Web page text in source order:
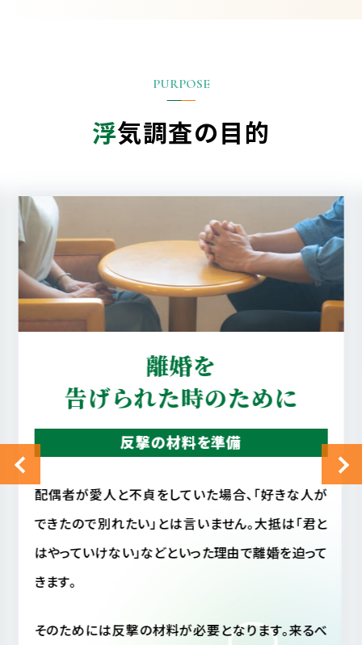
浮気調査の目的
真実を知りたい
配偶者の行動を確認
配偶者に不審を感じ、配偶者の行動が読めない場
合、相手がいま何をしているのか気になって気になっ
てしょうがない事と思います。
ません。仮に配偶者が不貞行動をとっていなかった